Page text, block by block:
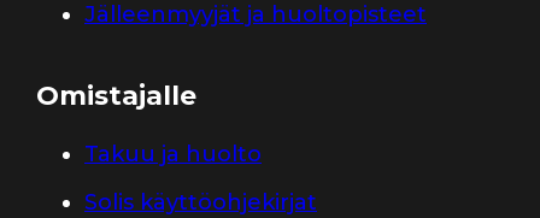
Jälleenmyyjät ja huoltopisteet
Omistajalle
Takuu ja huolto
Solis käyttöohjekirjat